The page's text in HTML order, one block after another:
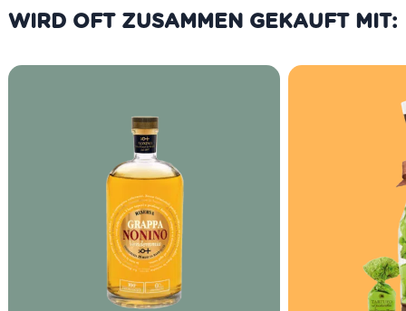
WIRD OFT ZUSAMMEN GEKAUFT MIT: